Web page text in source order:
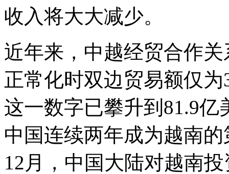
收入将大大减少。
近年来，中越经贸合作
正常化时双边贸易额仅
这一数字已攀升到81.9亿
中国连续两年成为越南
12月，中国大陆对越南